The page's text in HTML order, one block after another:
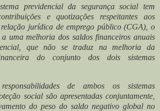
previdencial da segurança social tem
e quotizações respeitantes aos
jurídica de emprego público (CGA), o
uma melhoria dos saldos financeiros anuais
que não se traduz na melhoria da
do conjunto dos dois sistemas
de ambos os sistemas
social são apresentadas conjuntamente,
do peso do saldo negativo global no